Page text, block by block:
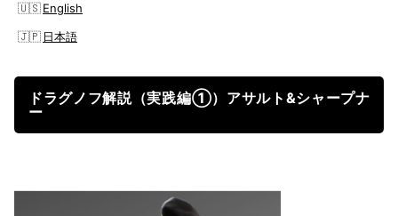
English
日本語
ドラグノフ解説（実践編①）アサルト&シャープナ
ー